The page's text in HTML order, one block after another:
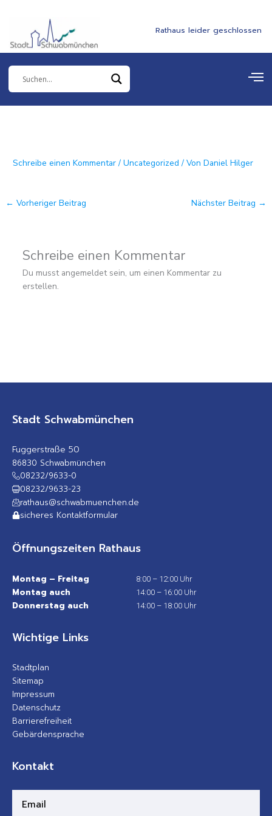
springen
Rathaus leider geschlossen
Schreibe einen Kommentar /Uncategorized / VonDaniel Hilger
← Vorheriger Beitrag Nächster Beitrag →
Schreibe einen Kommentar
Du musst angemeldet sein, um einen Kommentar zu
erstellen.
Stadt Schwabmünchen
Fuggerstraße 50
86830 Schwabmünchen
08232/9633-0
08232/9633-23
rathaus@schwabmuenchen.de
sicheres Kontaktformular
Öffnungszeiten Rathaus
Montag – Freitag 8:00 – 12:00 Uhr
Montag auch 14:00 – 16:00 Uhr
Donnerstag auch 14:00 – 18:00 Uhr
Wichtige Links
Stadtplan
Sitemap
Impressum
Datenschutz
Barrierefreiheit
Gebärdensprache
Kontakt